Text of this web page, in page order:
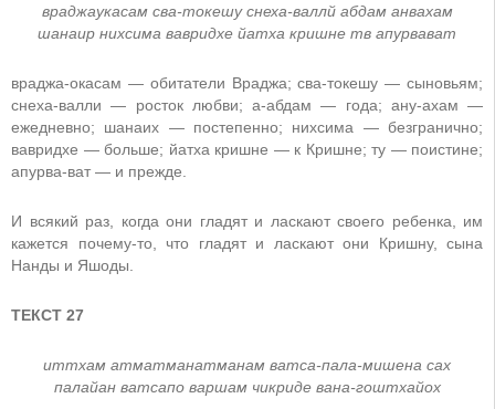
враджаукасам сва-токешу снеха-валлй абдам анвахам
шанаир нихсима вавридхе йатха кришне тв апурвават
враджа-окасам — обитатели Враджа; сва-токешу — сыновьям;
снеха-валли — росток любви; а-абдам — года; ану-ахам —
ежедневно; шанаих — постепенно; нихсима — безгранично;
вавридхе — больше; йатха кришне — к Кришне; ту — поистине;
апурва-ват — и прежде.
И всякий раз, когда они гладят и ласкают своего ребенка, им
кажется почему-то, что гладят и ласкают они Кришну, сына
Нанды и Яшоды.
ТЕКСТ 27
иттхам атматманатманам ватса-пала-мишена сах
палайан ватсапо варшам чикриде вана-гоштхайох